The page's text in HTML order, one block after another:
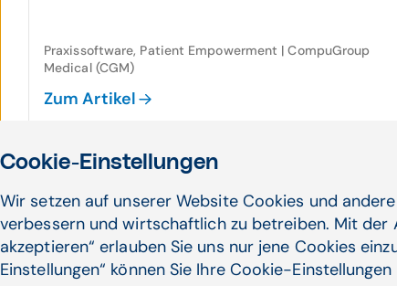
Praxissoftware, Patient Empowerment | CompuGroup
Medical (CGM)
Zum Artikel
Wundverbandsensoren zeigen
Entzündungen an
Bunt reflektierende Streifen in Verbänden
Cookie-Einstellungen
Wir setzen auf unserer Website Cookies und
verbessern und wirtschaftlich zu betreiben. Mit der
akzeptieren“ erlauben Sie uns nur jene Cookies
Einstellungen“ können Sie Ihre Cookie-